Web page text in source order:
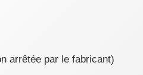
arrêtée par le fabricant)